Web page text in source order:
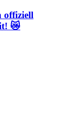
offiziell
😿